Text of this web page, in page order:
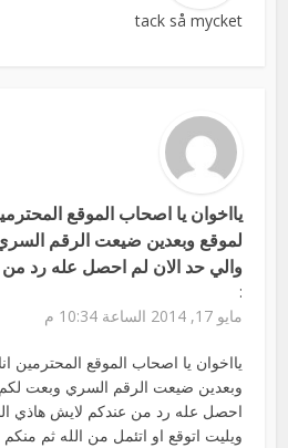
tack så mycket
يااخوان يا اصحاب الموقع
لموقع وبعدين ضيعت الرقم
والي حد الان لم احصل عله رد
:
مايو 17, 2014 الساعة 10:34 م
يااخوان يا اصحاب الموقع المحترمين
وبعدين ضيعت الرقم السري وبعت لكم
احصل عله رد من عندكم لايش هاذي
ويليت اتوقع او اتئمل من الله ثم